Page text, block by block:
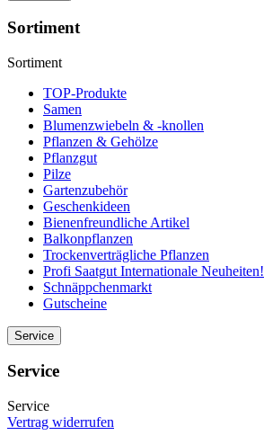
Sortiment
Sortiment
TOP-Produkte
Samen
Blumenzwiebeln & -knollen
Pflanzen & Gehölze
Pflanzgut
Pilze
Gartenzubehör
Geschenkideen
Bienenfreundliche Artikel
Balkonpflanzen
Trockenverträgliche Pflanzen
Profi Saatgut Internationale Neuheiten!
Schnäppchenmarkt
Gutscheine
Service
Service
Service
Vertrag widerrufen